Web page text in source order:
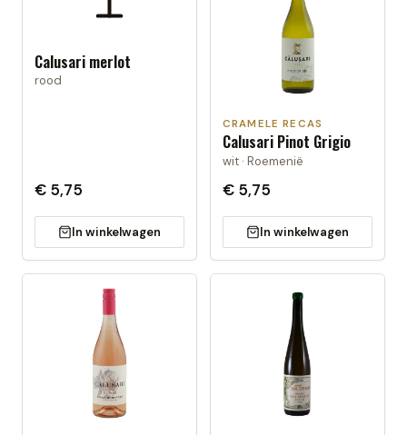
Calusari merlot
rood
€ 5,75
In winkelwagen
CRAMELE RECAS
Calusari Pinot Grigio
wit · Roemenië
€ 5,75
In winkelwagen